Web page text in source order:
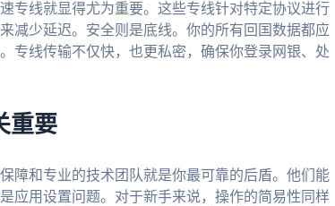
专线就显得尤为重要。这些专线针对特定协议进行
减少延迟。安全则是底线。你的所有回国数据都应
专线传输不仅快，也更私密，确保你登录网银、处
重要
障和专业的技术团队就是你最可靠的后盾。他们能
应用设置问题。对于新手来说，操作的简易性同样